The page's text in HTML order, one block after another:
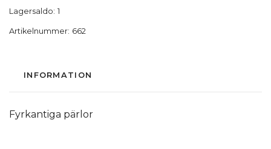
Lagersaldo: 1
Artikelnummer: 662
INFORMATION
Fyrkantiga pärlor